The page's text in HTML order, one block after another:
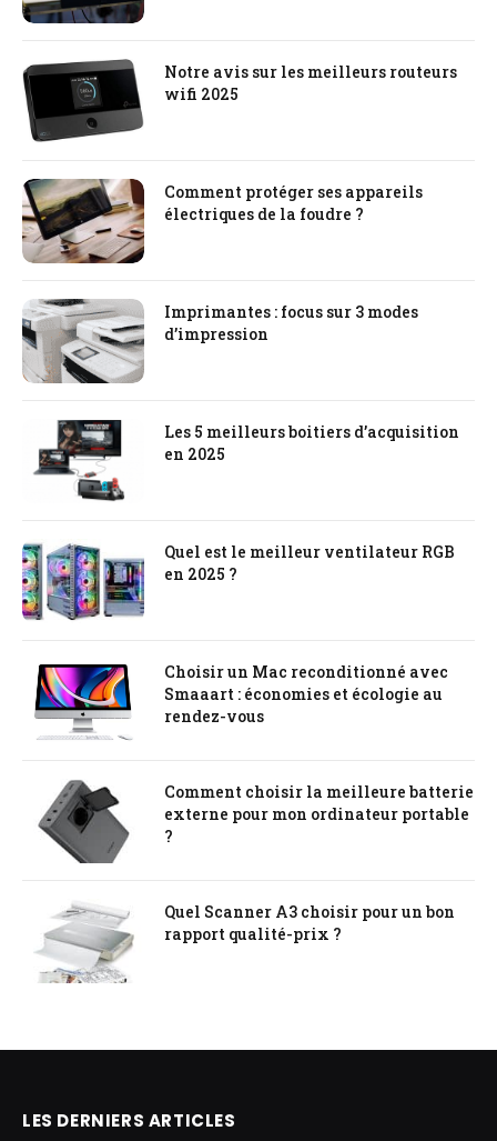
Notre avis sur les meilleurs routeurs
wifi 2025
Comment protéger ses appareils
électriques de la foudre ?
Imprimantes : focus sur 3 modes
d’impression
Les 5 meilleurs boitiers d’acquisition
en 2025
Quel est le meilleur ventilateur RGB
en 2025 ?
Choisir un Mac reconditionné avec
Smaaart : économies et écologie au
rendez-vous
Comment choisir la meilleure batterie
externe pour mon ordinateur portable
?
Quel Scanner A3 choisir pour un bon
rapport qualité-prix ?
LES DERNIERS ARTICLES